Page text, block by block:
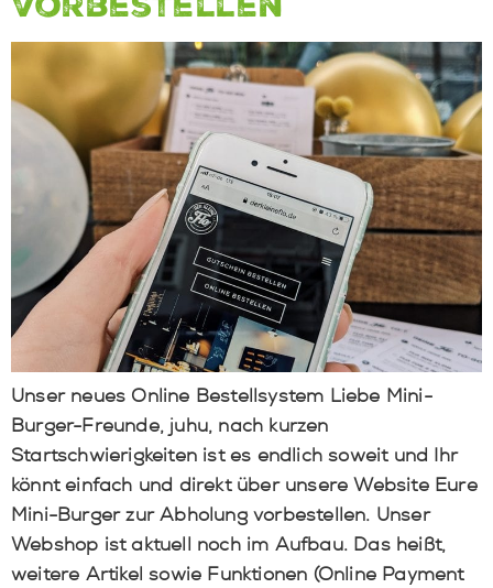
Unser neues Online Bestellsystem Liebe Mini-
Burger-Freunde, juhu, nach kurzen
Startschwierigkeiten ist es endlich soweit und Ihr
könnt einfach und direkt über unsere Website Eure
Mini-Burger zur Abholung vorbestellen. Unser
Webshop ist aktuell noch im Aufbau. Das heißt,
weitere Artikel sowie Funktionen (Online Payment